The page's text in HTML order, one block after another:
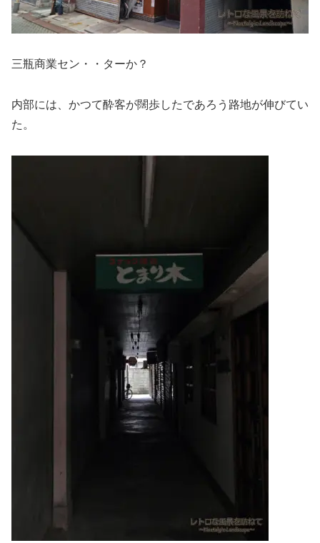
三瓶商業セン・・ターか？
内部には、かつて酔客が闊歩したであろう路地が伸びてい
た。